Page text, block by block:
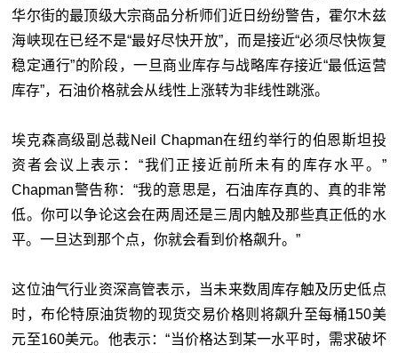
华尔街的最顶级大宗商品分析师们近日纷纷警告，霍尔木兹
海峡现在已经不是“最好尽快开放”，而是接近“必须尽快恢复
稳定通行”的阶段，一旦商业库存与战略库存接近“最低运营
库存”，石油价格就会从线性上涨转为非线性跳涨。
埃克森高级副总裁Neil Chapman在纽约举行的伯恩斯坦投
资者会议上表示：“我们正接近前所未有的库存水平。”
Chapman警告称：“我的意思是，石油库存真的、真的非常
低。你可以争论这会在两周还是三周内触及那些真正低的水
平。一旦达到那个点，你就会看到价格飙升。”
这位油气行业资深高管表示，当未来数周库存触及历史低点
时，布伦特原油货物的现货交易价格则将飙升至每桶150美
元至160美元。他表示：“当价格达到某一水平时，需求破坏